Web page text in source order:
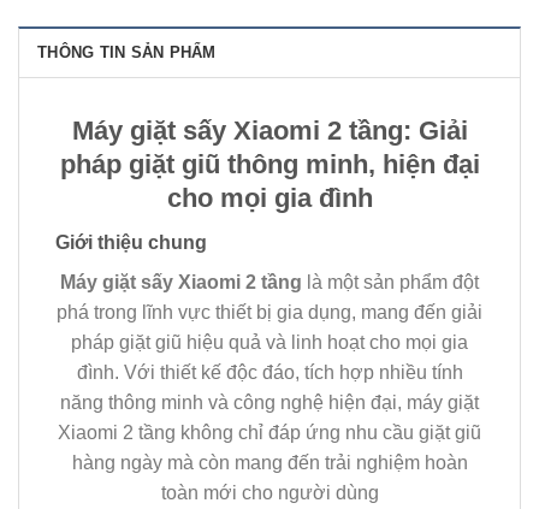
THÔNG TIN SẢN PHẨM
Máy giặt sấy Xiaomi 2 tầng: Giải
pháp giặt giũ thông minh, hiện đại
cho mọi gia đình
Giới thiệu chung
Máy giặt sấy Xiaomi 2 tầng là một sản phẩm đột
phá trong lĩnh vực thiết bị gia dụng, mang đến giải
pháp giặt giũ hiệu quả và linh hoạt cho mọi gia
đình. Với thiết kế độc đáo, tích hợp nhiều tính
năng thông minh và công nghệ hiện đại, máy giặt
Xiaomi 2 tầng không chỉ đáp ứng nhu cầu giặt giũ
hàng ngày mà còn mang đến trải nghiệm hoàn
toàn mới cho người dùng